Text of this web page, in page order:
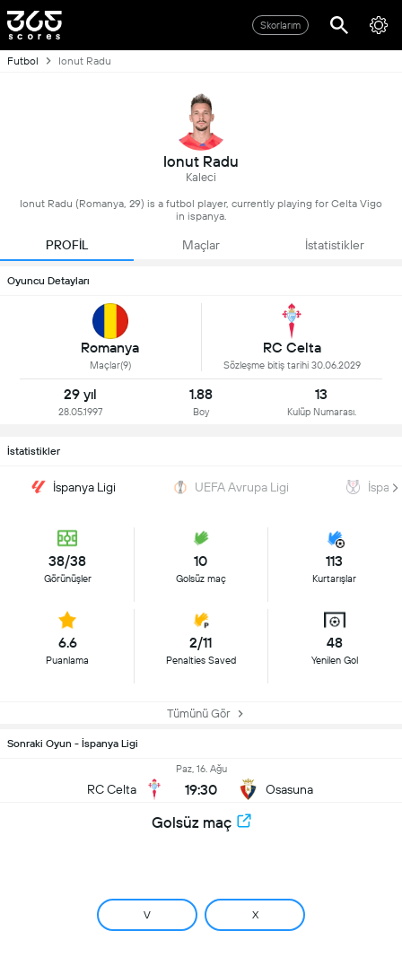
Skorlarım
Futbol Ionut Radu
Ionut Radu
Kaleci
Ionut Radu (Romanya, 29) is a futbol player, currently playing for Celta Vigo
in ispanya.
PROFİL Maçlar İstatistikler
Oyuncu Detayları
Romanya
Maçlar(9)
RC Celta
Sözleşme bitiş tarihi 30.06.2029
29 yıl
28.05.1997
1.88
Boy
13
Kulüp Numarası.
İstatistikler
İspanya Ligi UEFA Avrupa Ligi
38/38
Görünüşler
10
Golsüz maç
113
Kurtarışlar
6.6
Puanlama
2/11
Penalties Saved
48
Yenilen Gol
Tümünü Gör
Sonraki Oyun - İspanya Ligi
RC Celta
Paz, 16. Ağu
19:30 Osasuna
Golsüz maç
V X